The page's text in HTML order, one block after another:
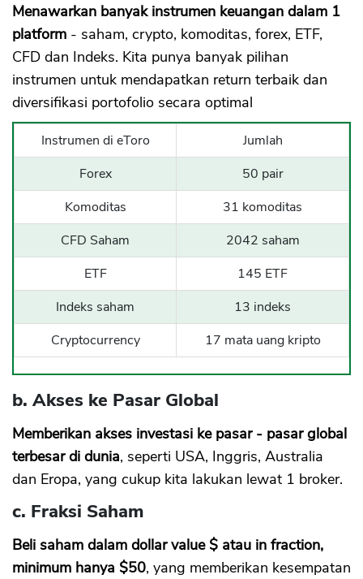
Menawarkan banyak instrumen keuangan dalam 1
platform - saham, crypto, komoditas, forex, ETF,
CFD dan Indeks. Kita punya banyak pilihan
instrumen untuk mendapatkan return terbaik dan
diversifikasi portofolio secara optimal
Instrumen di eToro
Jumlah
Forex
50 pair
Komoditas
31 komoditas
CFD Saham
2042 saham
ETF
145 ETF
Indeks saham
13 indeks
Cryptocurrency
17 mata uang kripto
b. Akses ke Pasar Global
Memberikan akses investasi ke pasar - pasar global
terbesar di dunia, seperti USA, Inggris, Australia
dan Eropa, yang cukup kita lakukan lewat 1 broker.
c. Fraksi Saham
Beli saham dalam dollar value $ atau in fraction,
minimum hanya $50, yang memberikan kesempatan
CANCEL